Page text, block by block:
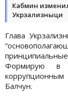
Кабмин
Укрзализныци
Глава
Формирую в
Балчун.